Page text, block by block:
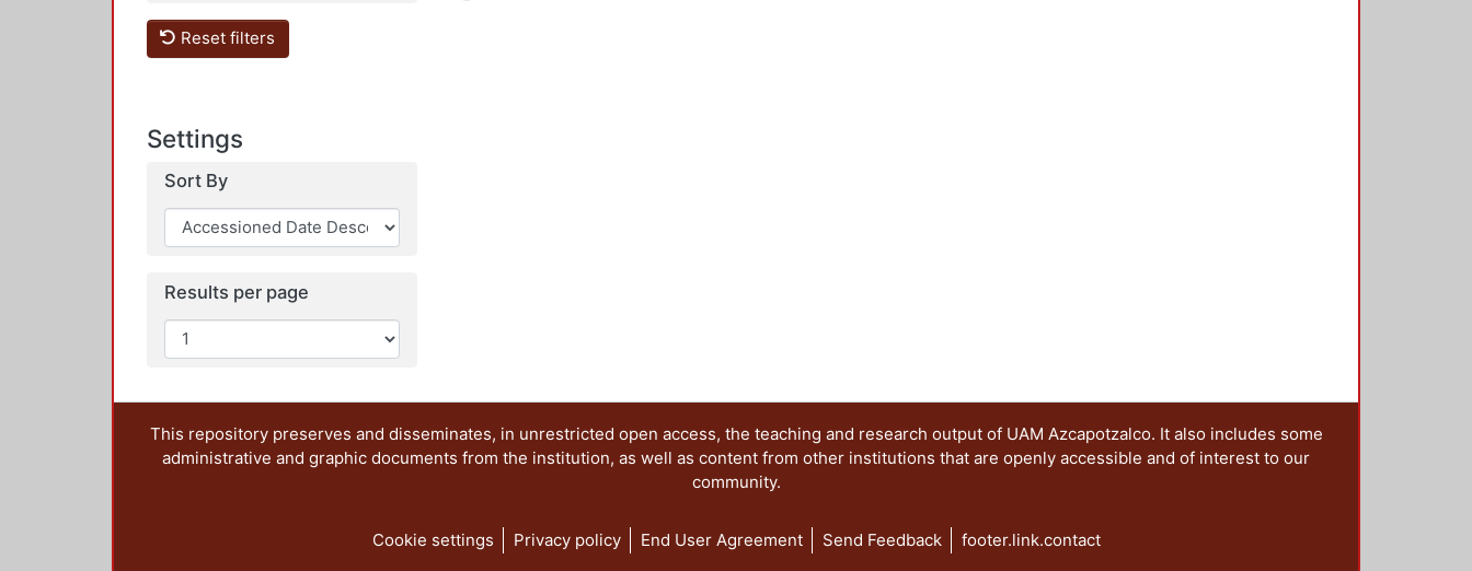
Reset filters
Settings
Sort By
Results per page
This repository preserves and disseminates, in unrestricted open access, the teaching and research output of UAM Azcapotzalco. It also includes some
administrative and graphic documents from the institution, as well as content from other institutions that are openly accessible and of interest to our
community.
Cookie settings Privacy policy End User Agreement Send Feedback footer.link.contact